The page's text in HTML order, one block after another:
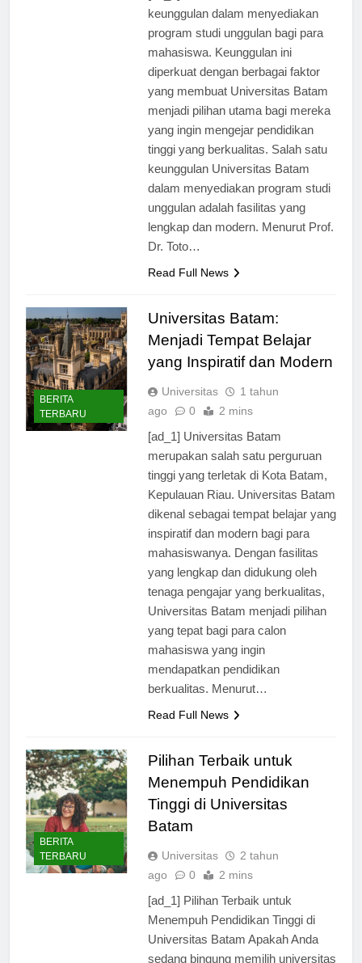
[ad_1] Universitas Batam memiliki
keunggulan dalam menyediakan
program studi unggulan bagi para
mahasiswa. Keunggulan ini
diperkuat dengan berbagai faktor
yang membuat Universitas Batam
menjadi pilihan utama bagi mereka
yang ingin mengejar pendidikan
tinggi yang berkualitas. Salah satu
keunggulan Universitas Batam
dalam menyediakan program studi
unggulan adalah fasilitas yang
lengkap dan modern. Menurut Prof.
BERITA
TERBARU
Universitas Batam:
Menjadi Tempat Belajar
yang Inspiratif dan Modern
Universitas
1 tahun
[ad_1] Universitas Batam
merupakan salah satu perguruan
tinggi yang terletak di Kota Batam,
Kepulauan Riau. Universitas Batam
dikenal sebagai tempat belajar yang
inspiratif dan modern bagi para
mahasiswanya. Dengan fasilitas
yang lengkap dan didukung oleh
tenaga pengajar yang berkualitas,
Universitas Batam menjadi pilihan
yang tepat bagi para calon
mahasiswa yang ingin
mendapatkan pendidikan
BERITA
TERBARU
Pilihan Terbaik untuk
Menempuh Pendidikan
Tinggi di Universitas
Universitas
2 tahun
[ad_1] Pilihan Terbaik untuk
Menempuh Pendidikan Tinggi di
Universitas Batam Apakah Anda